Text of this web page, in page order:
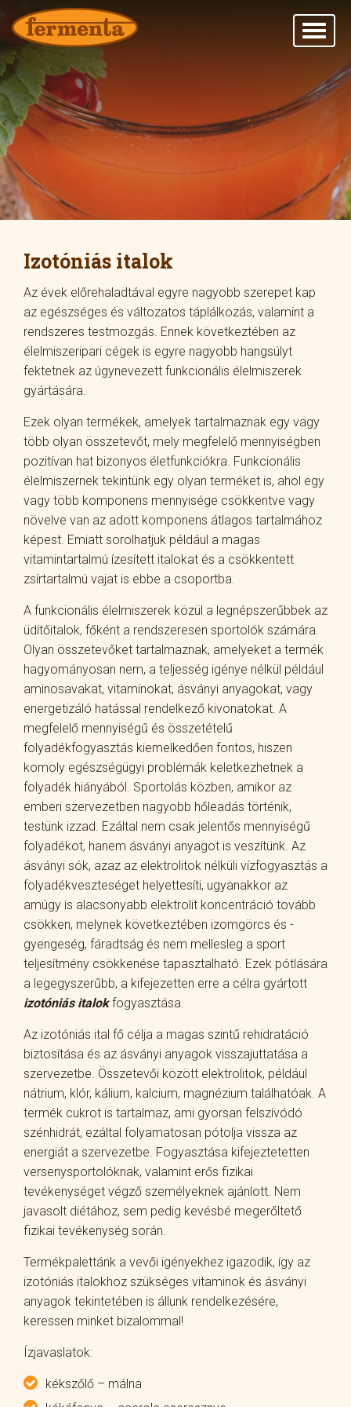
Izotóniás italok
Az évek előrehaladtával egyre nagyobb szerepet kap
az egészséges és változatos táplálkozás, valamint a
rendszeres testmozgás. Ennek következtében az
élelmiszeripari cégek is egyre nagyobb hangsúlyt
fektetnek az úgynevezett funkcionális élelmiszerek
gyártására.
Ezek olyan termékek, amelyek tartalmaznak egy vagy
több olyan összetevőt, mely megfelelő mennyiségben
pozitívan hat bizonyos életfunkciókra. Funkcionális
élelmiszernek tekintünk egy olyan terméket is, ahol egy
vagy több komponens mennyisége csökkentve vagy
növelve van az adott komponens átlagos tartalmához
képest. Emiatt sorolhatjuk például a magas
vitamintartalmú ízesített italokat és a csökkentett
zsírtartalmú vajat is ebbe a csoportba.
A funkcionális élelmiszerek közül a legnépszerűbbek az
üdítőitalok, főként a rendszeresen sportolók számára.
Olyan összetevőket tartalmaznak, amelyeket a termék
hagyományosan nem, a teljesség igénye nélkül például
aminosavakat, vitaminokat, ásványi anyagokat, vagy
energetizáló hatással rendelkező kivonatokat. A
megfelelő mennyiségű és összetételű
folyadékfogyasztás kiemelkedően fontos, hiszen
komoly egészségügyi problémák keletkezhetnek a
folyadék hiányából. Sportolás közben, amikor az
emberi szervezetben nagyobb hőleadás történik,
testünk izzad. Ezáltal nem csak jelentős mennyiségű
folyadékot, hanem ásványi anyagot is veszítünk. Az
ásványi sók, azaz az elektrolitok nélküli vízfogyasztás a
folyadékveszteséget helyettesíti, ugyanakkor az
amúgy is alacsonyabb elektrolit koncentráció tovább
csökken, melynek következtében izomgörcs és -
gyengeség, fáradtság és nem mellesleg a sport
teljesítmény csökkenése tapasztalható. Ezek pótlására
a legegyszerűbb, a kifejezetten erre a célra gyártott
izotóniás italokfogyasztása.
Az izotóniás ital fő célja a magas szintű rehidratáció
biztosítása és az ásványi anyagok visszajuttatása a
szervezetbe. Összetevői között elektrolitok, például
nátrium, klór, kálium, kalcium, magnézium találhatóak. A
termék cukrot is tartalmaz, ami gyorsan felszívódó
szénhidrát, ezáltal folyamatosan pótolja vissza az
energiát a szervezetbe. Fogyasztása kifejeztetetten
versenysportolóknak, valamint erős fizikai
tevékenységet végző személyeknek ajánlott. Nem
javasolt diétához, sem pedig kevésbé megerőltető
fizikai tevékenység során.
Termékpalettánk a vevői igényekhez igazodik, így az
izotóniás italokhoz szükséges vitaminok és ásványi
anyagok tekintetében is állunk rendelkezésére,
keressen minket bizalommal!
Ízjavaslatok:
kékszőlő – málna